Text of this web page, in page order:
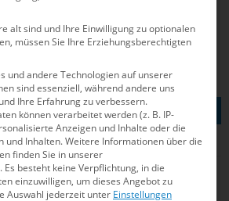
soll.
TEILEN AUF
INTERRESSIEREN
alt sind und Ihre Einwilligung zu optionalen
müssen Sie Ihre Erziehungsberechtigten
und andere Technologien auf unserer
sind essenziell, während andere uns
Ihre Erfahrung zu verbessern.
können verarbeitet werden (z. B. IP-
Anzeigen und Inhalte oder die
und Inhalten.Weitere Informationen über die
finden Sie in unserer
. Es besteht keine Verpflichtung, in die
einzuwilligen, um dieses Angebot zu
Auswahl jederzeit unter Einstellungen